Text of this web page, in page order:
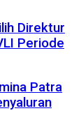
Direktur
Periode
Patra